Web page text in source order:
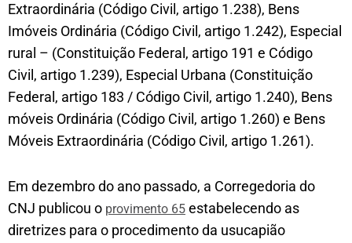
Extraordinária (Código Civil, artigo 1.238), Bens
Imóveis Ordinária (Código Civil, artigo 1.242), Especial
rural – (Constituição Federal, artigo 191 e Código
Civil, artigo 1.239), Especial Urbana (Constituição
Federal, artigo 183 / Código Civil, artigo 1.240), Bens
móveis Ordinária (Código Civil, artigo 1.260) e Bens
Móveis Extraordinária (Código Civil, artigo 1.261).
Em dezembro do ano passado, a Corregedoria do
CNJ publicou o provimento 65 estabelecendo as
diretrizes para o procedimento da usucapião